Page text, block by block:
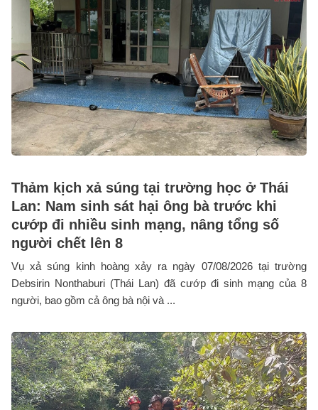
Thảm kịch xả súng tại trường học ở Thái
Lan: Nam sinh sát hại ông bà trước khi
cướp đi nhiều sinh mạng, nâng tổng số
người chết lên 8
Vụ xả súng kinh hoàng xảy ra ngày 07/08/2026 tại trường
Debsirin Nonthaburi (Thái Lan) đã cướp đi sinh mạng của 8
người, bao gồm cả ông bà nội và ...